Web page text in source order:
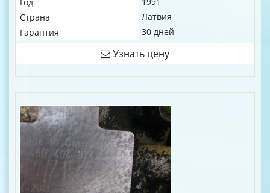
Страна
Латвия
Гарантия
30 дней
Узнать цену